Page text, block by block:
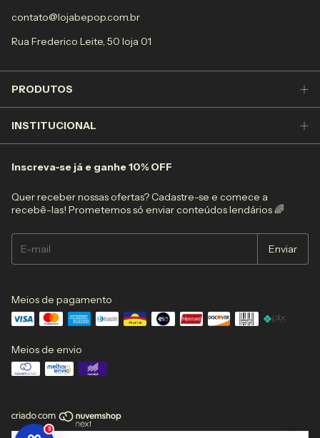
contato@lojabepop.com.br
Rua Frederico Leite, 50 loja 01
PRODUTOS
INSTITUCIONAL
Inscreva-se já e ganhe 10% OFF
Quer receber nossas ofertas? Cadastre-se e comece a
recebê-las! Prometemos só enviar conteúdos lendários 🌈
Meios de pagamento
Meios de envio
Copyright BEPOP Comércio de Vestuário e Acessórios - 63858743000117 -
3